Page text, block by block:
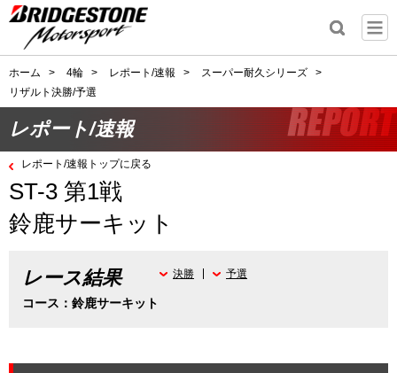
ホーム > 4輪 > レポート/速報 > スーパー耐久シリーズ
>
リザルト決勝/予選
レポート/速報
レポート/速報トップに戻る
ST-3 第1戦
鈴鹿サーキット
レース結果
コース：鈴鹿サーキット
決勝 予選